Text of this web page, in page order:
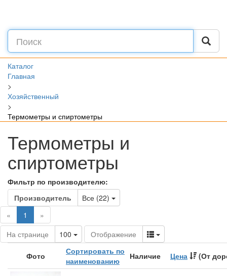
Каталог
Главная
>
Хозяйственный
>
Термометры и спиртометры
Термометры и
спиртометры
Фильтр по производителю:
Производитель
Все (22) Toggle Dropdown
«
1 (current)
»
На странице
100 Toggle Dropdown
Отображение Toggle Dropdown
Фото
Сортировать по
наименованию
Наличие Цена (От